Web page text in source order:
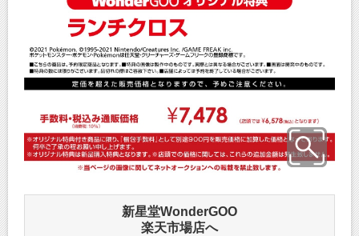
新星堂WonderGOO
楽天市場店へ